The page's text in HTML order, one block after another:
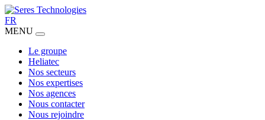
FR
MENU
Le groupe
Heliatec
Nos secteurs
Nos expertises
Nos agences
Nous contacter
Nous rejoindre